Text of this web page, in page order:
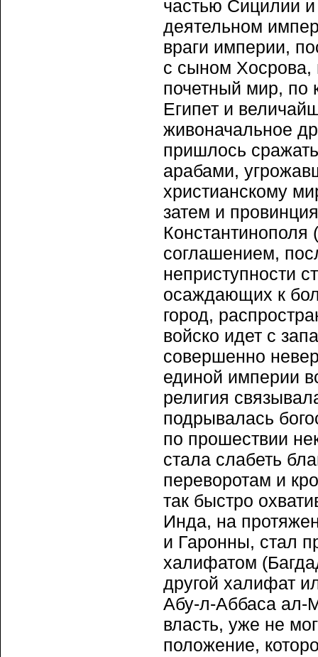
частью Сицилии
деятельном
враги империи,
с сыном Хосрова,
почетный мир, по
Египет и
живоначальное
пришлось
арабами,
христианскому
затем и
Константинополя
соглашением,
неприступности
осаждающих к
город,
войско идет с
совершенно
единой империи
религия
подрывалась
по прошествии
стала слабеть
переворотам и
так быстро
Инда, на
и Гаронны, стал
халифатом
другой халифат
Абу-л-Аббаса ал-
власть, уже не
положение,